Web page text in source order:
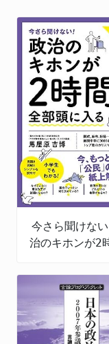
今さら聞けな
治のキホンが2